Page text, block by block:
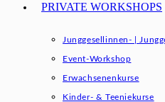
PRIVATE WORKSHOPS
Junggesellinnen- |
Event-Workshop
Erwachsenenkurse
Kinder- & Teeniekurse